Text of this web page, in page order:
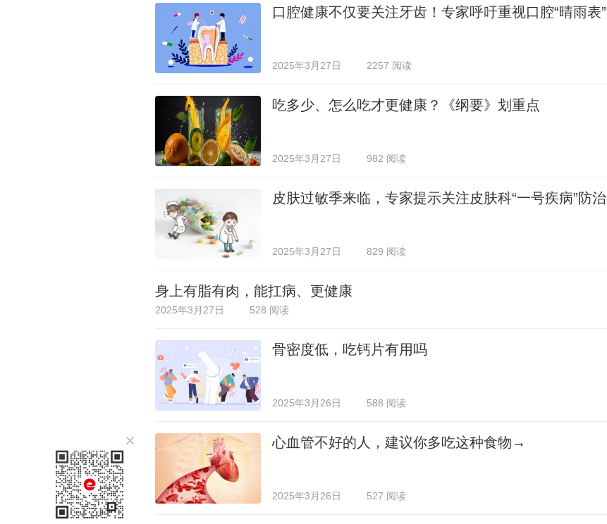
口腔健康不仅要关注牙齿！专家呼吁重视口腔“晴雨表”
2025年3月27日 2257 阅读
吃多少、怎么吃才更健康？《纲要》划重点
2025年3月27日 982 阅读
皮肤过敏季来临，专家提示关注皮肤科“一号疾病”防治
2025年3月27日 829 阅读
身上有脂有肉，能扛病、更健康
2025年3月27日 528 阅读
骨密度低，吃钙片有用吗
2025年3月26日 588 阅读
心血管不好的人，建议你多吃这种食物→
2025年3月26日 527 阅读